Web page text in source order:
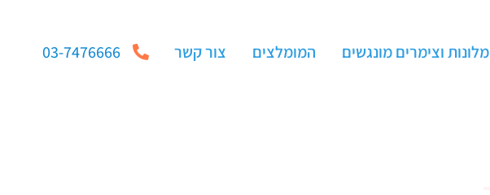
מלונות וצימרים מונגשים המומלצים צור קשר 03-7476666